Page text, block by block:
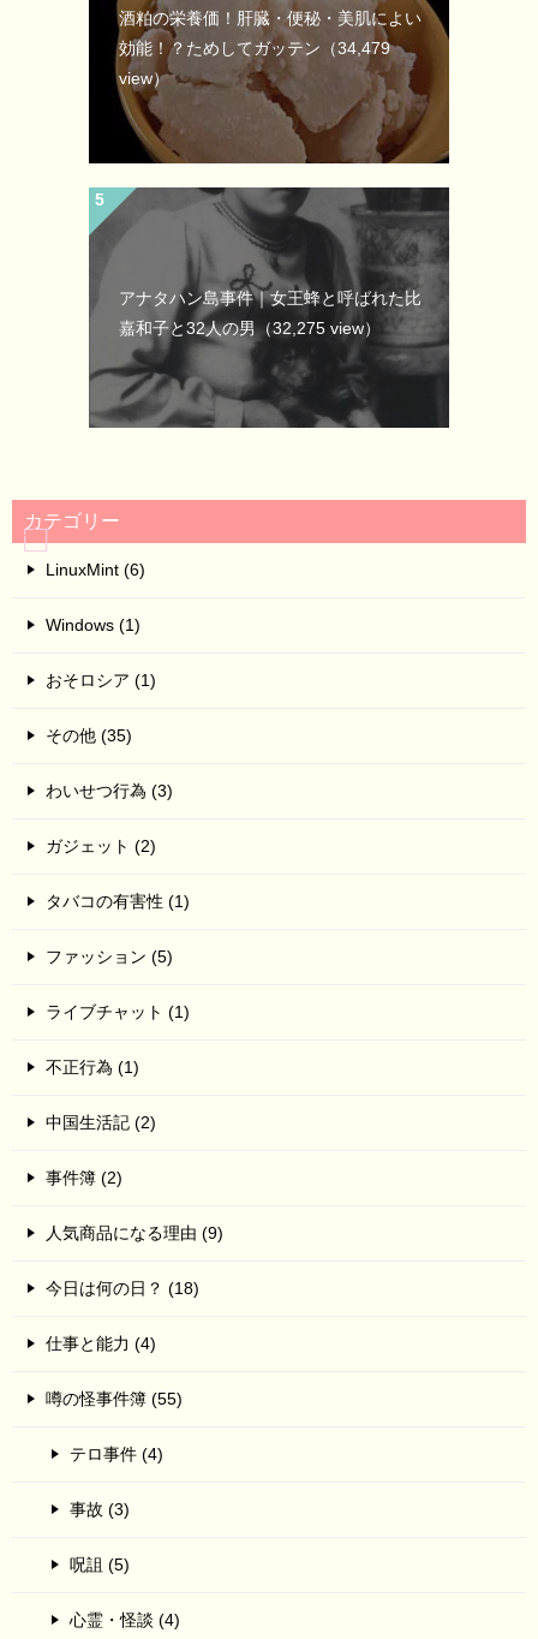
酒粕の栄養価！肝臓・便秘・美肌によい
効能！？ためしてガッテン （34,479
view）
アナタハン島事件｜女王蜂と呼ばれた比
嘉和子と32人の男（32,275 view）
カテゴリー
LinuxMint (6)
Windows (1)
おそロシア (1)
その他 (35)
わいせつ行為 (3)
ガジェット (2)
タバコの有害性 (1)
ファッション (5)
ライブチャット (1)
不正行為 (1)
中国生活記 (2)
事件簿 (2)
人気商品になる理由 (9)
今日は何の日？ (18)
仕事と能力 (4)
噂の怪事件簿 (55)
テロ事件 (4)
事故 (3)
呪詛 (5)
心霊・怪談 (4)